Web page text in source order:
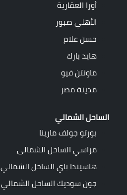
أورا العقارية
الأهلي صبور
حسن علام
هايد بارك
ماونتن فيو
مدينة مصر
الساحل الشمالي
بورتو جولف مارينا
مراسي الساحل الشمالى
هاسيندا باي الساحل الشمالي
جون سوديك الساحل الشمالي